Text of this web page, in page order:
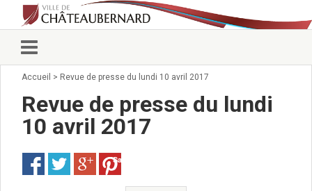
Vie municipale
Conseillers municipaux
Commissions 2026
Arrêtés du Maire
Services municipaux
Accueil > Revue de presse du lundi 10 avril 2017
Revue de presse du lundi
10 avril 2017
Save